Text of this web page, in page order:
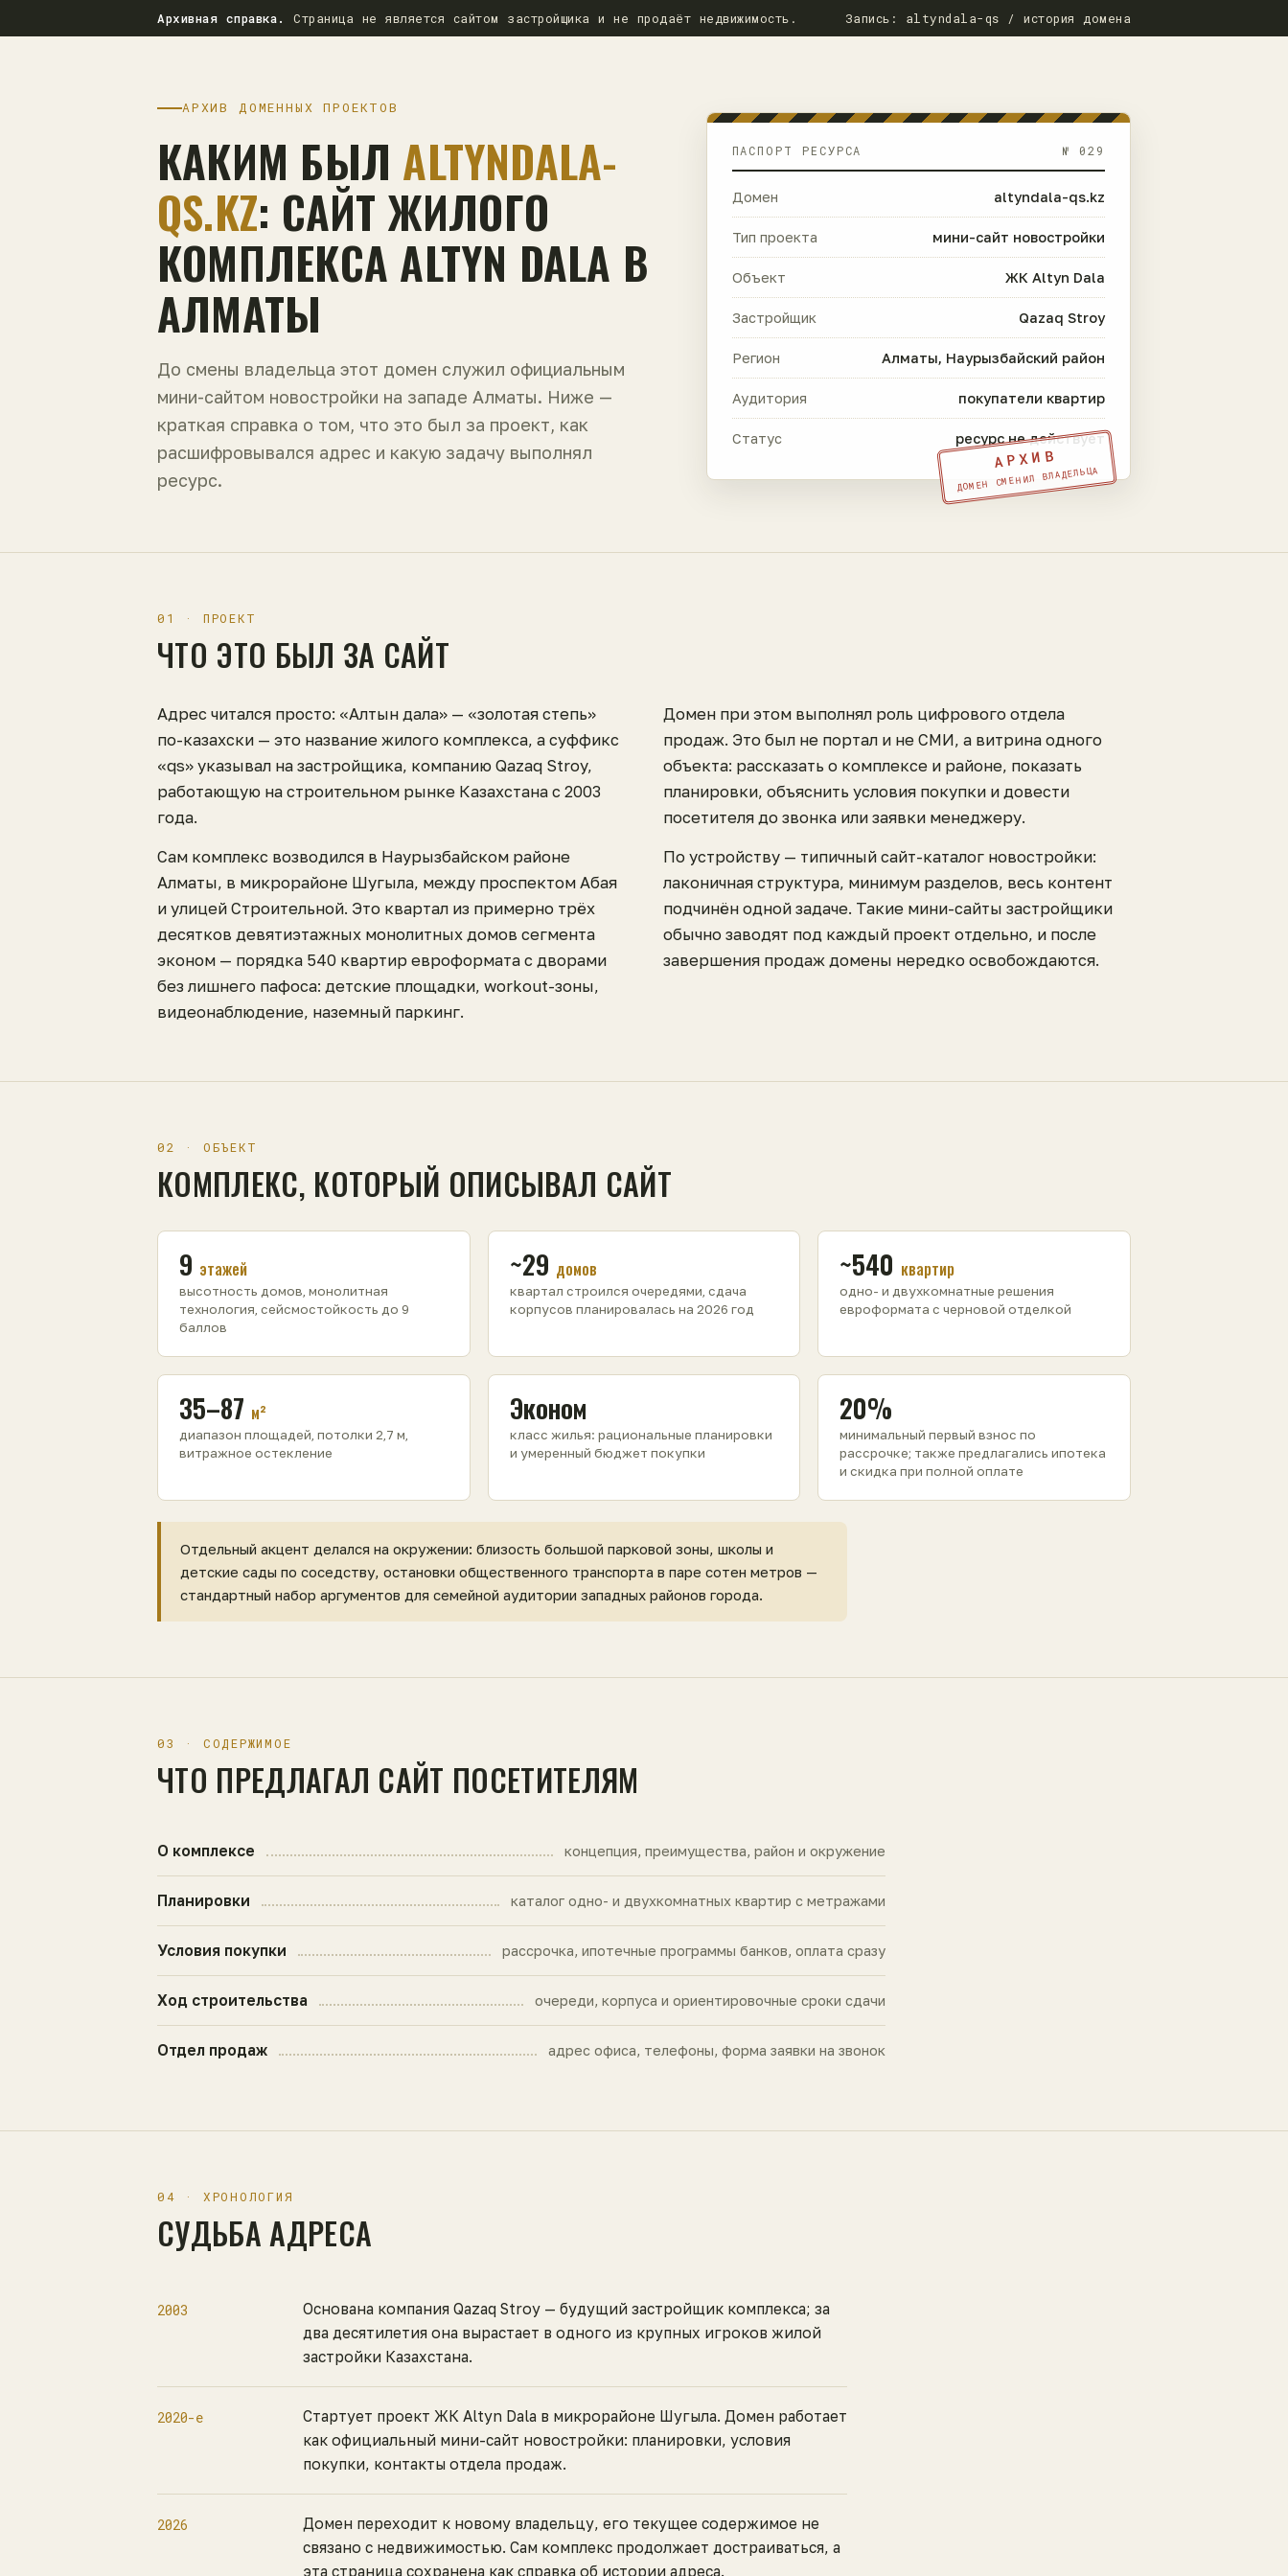
Архивная справка. Страница не является сайтом застройщика и не продаёт недвижимость. Запись: altyndala-qs / история домена
АРХИВ ДОМЕННЫХ ПРОЕКТОВ
КАКИМ БЫЛ ALTYNDALA-
QS.KZ: САЙТ ЖИЛОГО
КОМПЛЕКСА ALTYN DALA В
АЛМАТЫ
До смены владельца этот домен служил официальным
мини-сайтом новостройки на западе Алматы. Ниже —
краткая справка о том, что это был за проект, как
расшифровывался адрес и какую задачу выполнял
ресурс.
ПАСПОРТ РЕСУРСА № 029
Домен altyndala-qs.kz
Тип проекта мини-сайт новостройки
Объект ЖК Altyn Dala
Застройщик Qazaq Stroy
Регион Алматы, Наурызбайский район
Аудитория покупатели квартир
Статус ресурс не действует
АРХИВ
ДОМЕН СМЕНИЛ ВЛАДЕЛЬЦА
01 · ПРОЕКТ
ЧТО ЭТО БЫЛ ЗА САЙТ
Адрес читался просто: «Алтын дала» — «золотая степь»
по-казахски — это название жилого комплекса, а суффикс
«qs» указывал на застройщика, компанию Qazaq Stroy,
работающую на строительном рынке Казахстана с 2003
года.
Сам комплекс возводился в Наурызбайском районе
Алматы, в микрорайоне Шугыла, между проспектом Абая
и улицей Строительной. Это квартал из примерно трёх
десятков девятиэтажных монолитных домов сегмента
эконом — порядка 540 квартир евроформата с дворами
без лишнего пафоса: детские площадки, workout-зоны,
видеонаблюдение, наземный паркинг.
Домен при этом выполнял роль цифрового отдела
продаж. Это был не портал и не СМИ, а витрина одного
объекта: рассказать о комплексе и районе, показать
планировки, объяснить условия покупки и довести
посетителя до звонка или заявки менеджеру.
По устройству — типичный сайт-каталог новостройки:
лаконичная структура, минимум разделов, весь контент
подчинён одной задаче. Такие мини-сайты застройщики
обычно заводят под каждый проект отдельно, и после
завершения продаж домены нередко освобождаются.
02 · ОБЪЕКТ
КОМПЛЕКС, КОТОРЫЙ ОПИСЫВАЛ САЙТ
9 этажей
высотность домов, монолитная
технология, сейсмостойкость до 9
баллов
~29 домов
квартал строился очередями, сдача
корпусов планировалась на 2026 год
~540 квартир
одно- и двухкомнатные решения
евроформата с черновой отделкой
35–87 м²
диапазон площадей, потолки 2,7 м,
витражное остекление
Эконом
класс жилья: рациональные планировки
и умеренный бюджет покупки
20%
минимальный первый взнос по
рассрочке; также предлагались ипотека
и скидка при полной оплате
Отдельный акцент делался на окружении: близость большой парковой зоны, школы и
детские сады по соседству, остановки общественного транспорта в паре сотен метров —
стандартный набор аргументов для семейной аудитории западных районов города.
03 · СОДЕРЖИМОЕ
ЧТО ПРЕДЛАГАЛ САЙТ ПОСЕТИТЕЛЯМ
О комплексе концепция, преимущества, район и окружение
Планировки каталог одно- и двухкомнатных квартир с метражами
Условия покупки рассрочка, ипотечные программы банков, оплата сразу
Ход строительства очереди, корпуса и ориентировочные сроки сдачи
Отдел продаж адрес офиса, телефоны, форма заявки на звонок
04 · ХРОНОЛОГИЯ
СУДЬБА АДРЕСА
2003
Основана компания Qazaq Stroy — будущий застройщик комплекса; за
два десятилетия она вырастает в одного из крупных игроков жилой
застройки Казахстана.
2020-е
Стартует проект ЖК Altyn Dala в микрорайоне Шугыла. Домен работает
как официальный мини-сайт новостройки: планировки, условия
покупки, контакты отдела продаж.
2026
Домен переходит к новому владельцу, его текущее содержимое не
связано с недвижимостью. Сам комплекс продолжает достраиваться, а
эта страница сохранена как справка об истории адреса.